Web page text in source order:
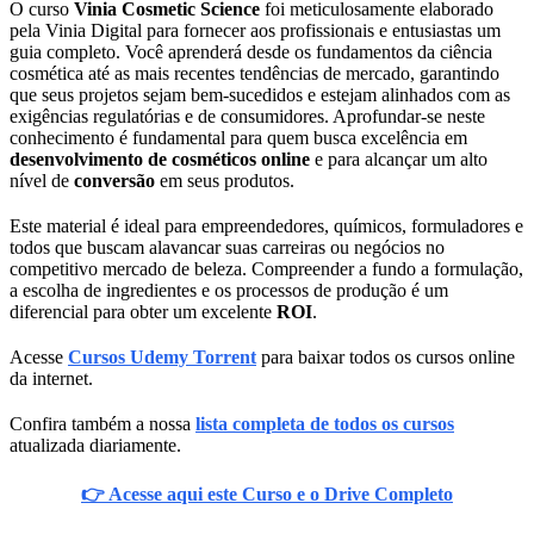
O curso Vinia Cosmetic Science foi meticulosamente elaborado
pela Vinia Digital para fornecer aos profissionais e entusiastas um
guia completo. Você aprenderá desde os fundamentos da ciência
cosmética até as mais recentes tendências de mercado, garantindo
que seus projetos sejam bem-sucedidos e estejam alinhados com as
exigências regulatórias e de consumidores. Aprofundar-se neste
conhecimento é fundamental para quem busca excelência em
desenvolvimento de cosméticos online e para alcançar um alto
nível de conversão em seus produtos.
Este material é ideal para empreendedores, químicos, formuladores e
todos que buscam alavancar suas carreiras ou negócios no
competitivo mercado de beleza. Compreender a fundo a formulação,
a escolha de ingredientes e os processos de produção é um
diferencial para obter um excelente ROI.
Acesse Cursos Udemy Torrent para baixar todos os cursos online
da internet.
Confira também a nossa lista completa de todos os cursos
atualizada diariamente.
👉 Acesse aqui este Curso e o Drive Completo